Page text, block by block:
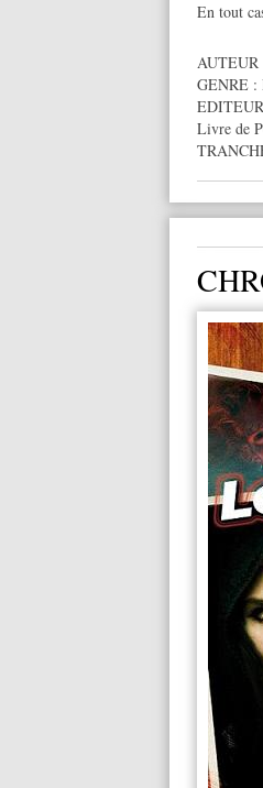
En tout
AUTEUR
GENRE :
Livre de